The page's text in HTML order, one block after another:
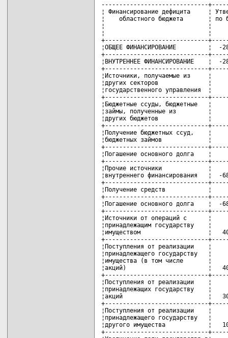
------------------------------
¦ Финансирование дефицита     ¦
¦    областного бюджета       ¦ по
¦                             ¦
¦                             ¦
+-----------------------------
¦ОБЩЕЕ ФИНАНСИРОВАНИЕ         ¦  -
+-----------------------------
¦ВНУТРЕННЕЕ ФИНАНСИРОВАНИЕ    ¦
+-----------------------------
¦Источники, получаемые
¦других секторов
¦государственного управления
+-----------------------------
¦Бюджетные ссуды,
¦займы, полученные из
¦других бюджетов              ¦
+-----------------------------
¦Получение бюджетных
¦бюджетных займов             ¦
+-----------------------------
¦Погашение основного долга
+-----------------------------
¦Прочие источники
¦внутреннего финансирования   ¦
+-----------------------------
¦Получение средств            ¦
+-----------------------------
¦Погашение основного долга    ¦
+-----------------------------
¦Источники от операций с
¦принадлежащим
¦имуществом                   ¦
+-----------------------------
¦Поступления от
¦принадлежащего
¦имущества (в том числе
¦акций)                       ¦
+-----------------------------
¦Поступления от
¦принадлежащих
¦акций                        ¦
+-----------------------------
¦Поступления от
¦принадлежащего
¦другого имущества            ¦
+-----------------------------